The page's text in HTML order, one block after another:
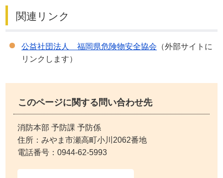
関連リンク
公益社団法人 福岡県危険物安全協会 （外部サイトに
リンクします）
このページに関する問い合わせ先
消防本部 予防課 予防係
住所：みやま市瀬高町小川2062番地
電話番号：0944-62-5993